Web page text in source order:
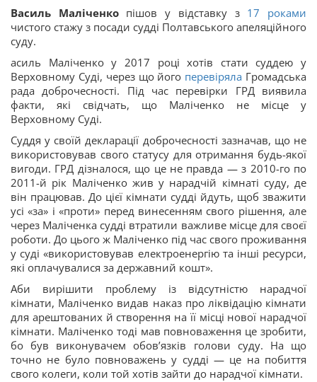
Василь Маліченкопішов у відставку з 17 роками
чистого стажу з посади судді Полтавського апеляційного
суду.
асиль Маліченко у 2017 році хотів стати суддею у
Верховному Суді, через що його перевіряла Громадська
рада доброчесності. Під час перевірки ГРД виявила
факти, які свідчать, що Маліченко не місце у
Верховному Суді.
Суддя у своїй декларації доброчесності зазначав, що не
використовував свого статусу для отримання будь-якої
вигоди. ГРД дізналося, що це не правда — з 2010-го по
2011-й рік Маліченко жив у нарадчій кімнаті суду, де
він працював. До цієї кімнати судді йдуть, щоб зважити
усі «за» і «проти» перед винесенням свого рішення, але
через Маліченка судді втратили важливе місце для своєї
роботи. До цього ж Маліченко під час свого проживання
у суді «використовував електроенергію та інші ресурси,
які оплачувалися за державний кошт».
Аби вирішити проблему із відсутністю нарадчої
кімнати, Маліченко видав наказ про ліквідацію кімнати
для арештованих й створення на її місці нової нарадчої
кімнати. Маліченко тоді мав повноваження це зробити,
бо був виконувачем обов’язків голови суду. На що
точно не було повноважень у судді — це на побиття
свого колеги, коли той хотів зайти до нарадчої кімнати.